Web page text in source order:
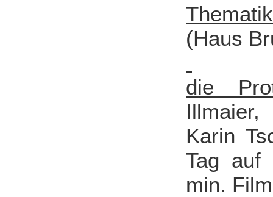
Thematik
(Haus
die
Karin
Tag auf
min.